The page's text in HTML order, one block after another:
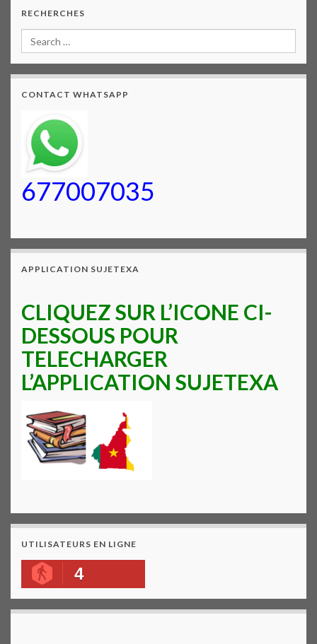
RECHERCHES
CONTACT WHATSAPP
677007035
APPLICATION SUJETEXA
CLIQUEZ SUR L’ICONE CI-
DESSOUS POUR
TELECHARGER
L’APPLICATION SUJETEXA
UTILISATEURS EN LIGNE
4